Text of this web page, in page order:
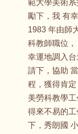
範大學美術
勵下，我 有
1983 年由師
科教師職位，
幸運地調入
請下，協助
程，獲得肯
美勞科教學工
得來不易的
下，秀朗國